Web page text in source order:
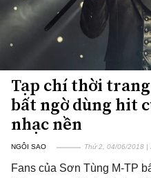
Tạp chí thời
bất ngờ dùng hit
nhạc nền
NGÔI SAO Thứ 2, 04/06/2018 |
Fans của Sơn Tùng M-TP